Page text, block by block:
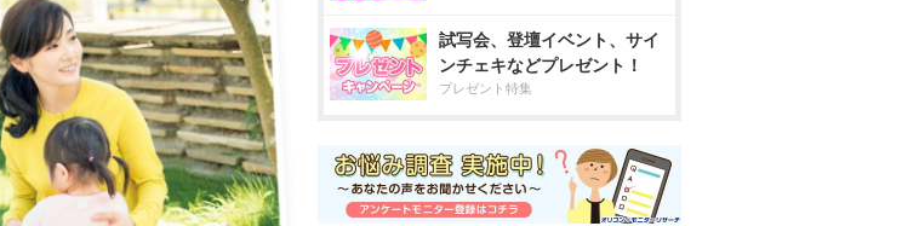
試写会、登壇イベント、サイ
ンチェキなどプレゼント！
プレゼント特集